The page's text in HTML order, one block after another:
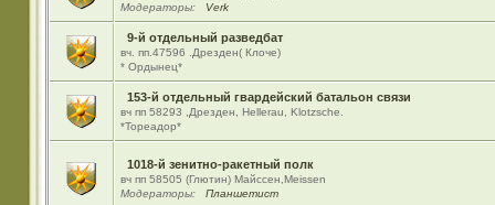
Модераторы:
Verk
9-й отдельный разведбат
вч. пп.47596 .Дрезден( Клоче)
* Ордынец*
153-й отдельный гвардейский батальон связи
вч пп 58293 ,Дрезден, Hellerau, Klotzsche.
*Тореадор*
1018-й зенитно-ракетный полк
вч пп 58505 (Глютин) Майсcен,Meissen
Модераторы:
Планшетист